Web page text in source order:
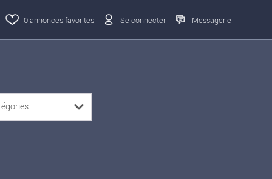
0annonces favorites Se connecter Messagerie